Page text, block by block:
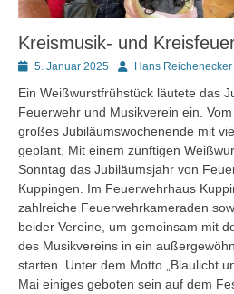
Kreismusik- und
Posted5. Januar 2025 AutorHans Reichenecker
Ein Weißwurstfrühstück läutete das
Feuerwehr und Musikverein ein.
großes Jubiläumswochenende mit
geplant. Mit einem zünftigen
Sonntag das Jubiläumsjahr von
Kuppingen. Im Feuerwehrhaus
zahlreiche Feuerwehrkameraden
beider Vereine, um gemeinsam mit
des Musikvereins in ein
starten. Unter dem Motto „Blaulicht
Mai einiges geboten sein auf dem